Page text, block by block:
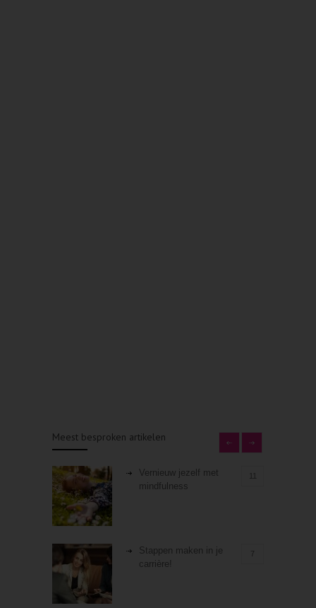
Meest besproken artikelen
Vernieuw jezelf met
mindfulness
Stappen maken in je
carrière!
7